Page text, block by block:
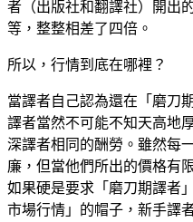
者（出版社和翻譯社）開出
等，整整相差了四倍。
所以，行情到底在哪裡？
當譯者自己認為還在「磨刀
譯者當然不可能不知天高地
深譯者相同的酬勞。雖然每
廉，但當他們所出的價格有
如果硬是要求「磨刀期譯者
市場行情」的帽子，新手譯